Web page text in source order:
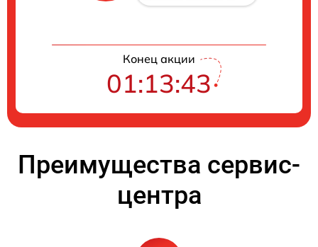
Конец акции
01:13:42
Преимущества сервис-
центра